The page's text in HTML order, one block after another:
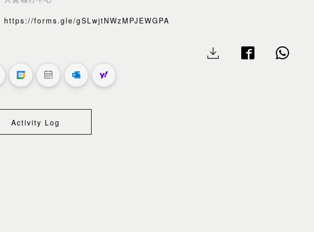
https://forms.gle/gSLwjtNWzMPJEWGPA
Activity Log